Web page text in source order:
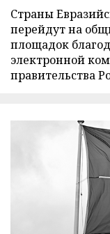
Страны
перейдут на
площадок
электронной
правительства